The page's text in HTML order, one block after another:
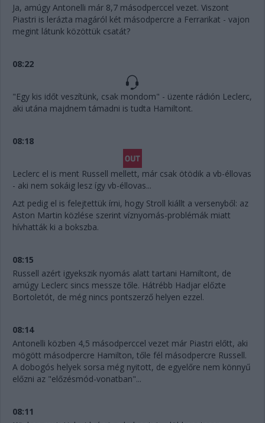
Ja, amúgy Antonelli már 8,7 másodperccel vezet. Viszont
Piastri is lerázta magáról két másodpercre a Ferrarikat - vajon
megint látunk közöttük csatát?
08:22
"Egy kis időt veszítünk, csak mondom" - üzente rádión Leclerc,
aki utána majdnem támadni is tudta Hamiltont.
08:18
Leclerc el is ment Russell mellett, már csak ötödik a vb-éllovas
- aki nem sokáig lesz így vb-éllovas...
Azt pedig el is felejtettük írni, hogy Stroll kiállt a versenyből: az
Aston Martin közlése szerint víznyomás-problémák miatt
hívhatták ki a bokszba.
08:15
Russell azért igyekszik nyomás alatt tartani Hamiltont, de
amúgy Leclerc sincs messze tőle. Hátrébb Hadjar előzte
Bortoletót, de még nincs pontszerző helyen ezzel.
08:14
Antonelli közben 4,5 másodperccel vezet már Piastri előtt, aki
mögött másodpercre Hamilton, tőle fél másodpercre Russell.
A dobogós helyek sorsa még nyitott, de egyelőre nem könnyű
előzni az "előzésmód-vonatban"...
08:11